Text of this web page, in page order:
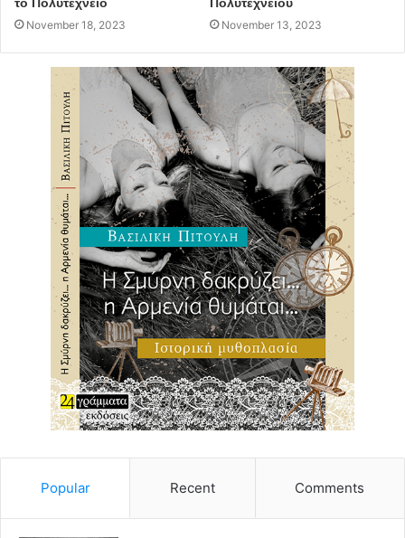
το Πολυτεχνείο
November 18, 2023
Πολυτεχνείου
November 13, 2023
Popular Recent Comments